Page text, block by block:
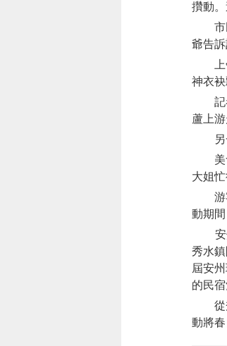
攢動
市民
爺告
上午
神衣
記者
蘆上
另一
美食
大姐
游客
動期
安州
秀水
屆安
的民
從秀
動將